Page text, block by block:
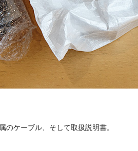
のケーブル、そして取扱説明書。